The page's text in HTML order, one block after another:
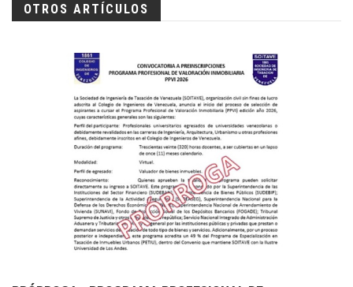
OTROS ARTÍCULOS